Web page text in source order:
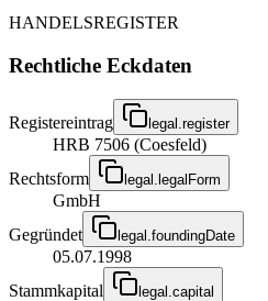
HANDELSREGISTER
Rechtliche Eckdaten
Registereintrag legal.register
HRB 7506 (Coesfeld)
Rechtsform
legal.legalForm
GmbH
Gegründet
legal.foundingDate
05.07.1998
Stammkapital
legal.capital